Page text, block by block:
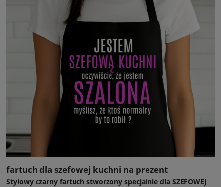
fartuch dla szefowej kuchni na prezent
Stylowy czarny fartuch stworzony specjalnie dla SZEFOWEJ